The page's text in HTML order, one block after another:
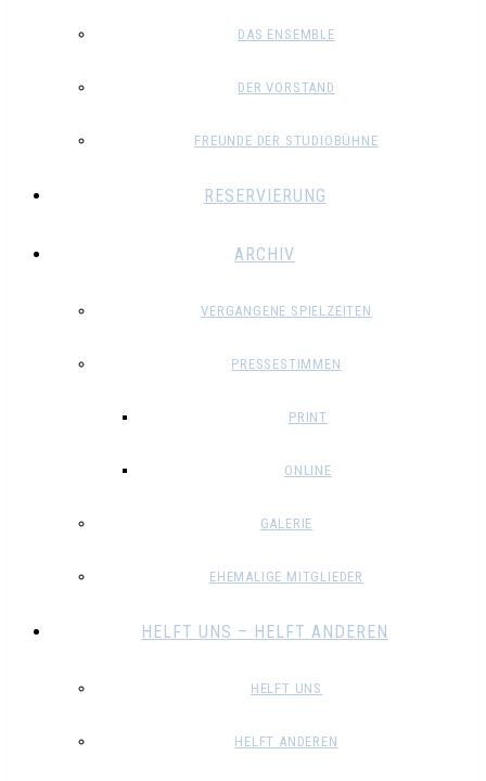
DAS ENSEMBLE
DER VORSTAND
FREUNDE DER STUDIOBÜHNE
RESERVIERUNG
ARCHIV
VERGANGENE SPIELZEITEN
PRESSESTIMMEN
PRINT
ONLINE
GALERIE
EHEMALIGE MITGLIEDER
HELFT UNS – HELFT ANDEREN
HELFT UNS
HELFT ANDEREN